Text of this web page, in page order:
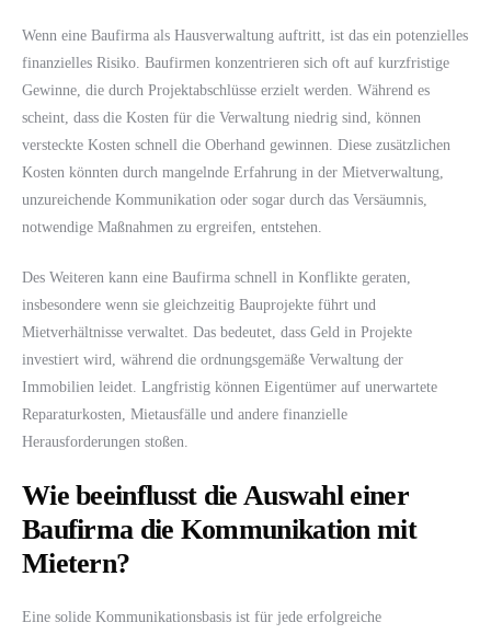
Wenn eine Baufirma als Hausverwaltung auftritt, ist das ein potenzielles
finanzielles Risiko. Baufirmen konzentrieren sich oft auf kurzfristige
Gewinne, die durch Projektabschlüsse erzielt werden. Während es
scheint, dass die Kosten für die Verwaltung niedrig sind, können
versteckte Kosten schnell die Oberhand gewinnen. Diese zusätzlichen
Kosten könnten durch mangelnde Erfahrung in der Mietverwaltung,
unzureichende Kommunikation oder sogar durch das Versäumnis,
notwendige Maßnahmen zu ergreifen, entstehen.
Des Weiteren kann eine Baufirma schnell in Konflikte geraten,
insbesondere wenn sie gleichzeitig Bauprojekte führt und
Mietverhältnisse verwaltet. Das bedeutet, dass Geld in Projekte
investiert wird, während die ordnungsgemäße Verwaltung der
Immobilien leidet. Langfristig können Eigentümer auf unerwartete
Reparaturkosten, Mietausfälle und andere finanzielle
Herausforderungen stoßen.
Wie beeinflusst die Auswahl einer
Baufirma die Kommunikation mit
Mietern?
Eine solide Kommunikationsbasis ist für jede erfolgreiche